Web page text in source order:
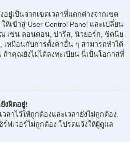
อยู่เป็นจากเขตเวลาที่แตกต่างจากเขต
เข้าสู่ User Control Panel และเปลี่ยน
เช่น ลอนดอน, ปารีส, นิวยอร์ก, ซิดนีย
เหมือนกับการตั้งค่าอื่น ๆ สามารถทำได้
ถ้าคุณยังไม่ได้ลงทะเบียน นี่เป็นโอกาสที่
งผิดอยู่!
าไว้ให้ถูกต้องและเวลายังไม่ถูกต้อง
ฟเวอร์ไม่ถูกต้อง โปรดแจ้งให้ผู้ดูแล